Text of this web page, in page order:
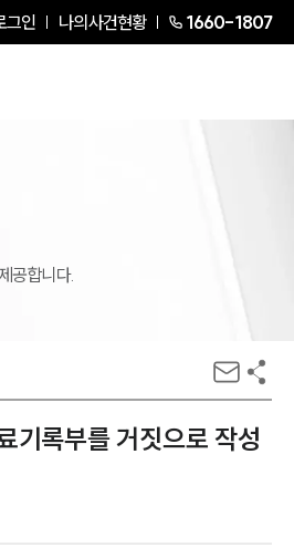
그인 나의사건현황 1660-1807
공합니다.
기록부를 거짓으로 작성